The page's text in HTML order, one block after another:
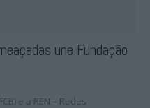
une Fundação
e a REN – Redes